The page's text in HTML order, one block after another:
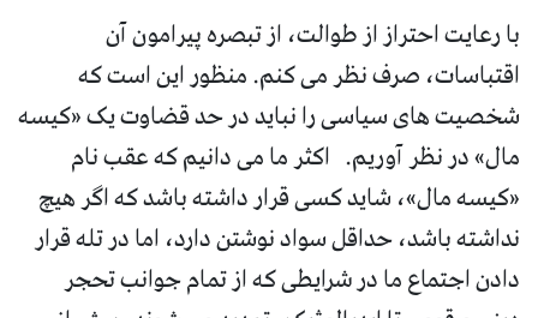
با رعایت احتراز از طوالت، از تبصره پیرامون آن
اقتباسات، صرف نظر می کنم. منظور این است که
شخصیت های سیاسی را نباید در حد قضاوت یک «کیسه
مال» در نظر آوریم. اکثر ما می دانیم که عقب نام
«کیسه مال»، شاید کسی قرار داشته باشد که اگر هیچ
نداشته باشد، حداقل سواد نوشتن دارد، اما در تله قرار
دادن اجتماع ما در شرایطی که از تمام جوانب تحجر